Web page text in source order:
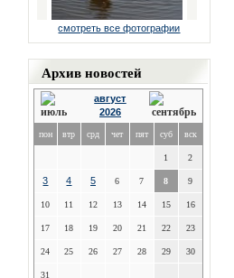
смотреть все фотографии
Архив новостей
август
2026
пон втр срд чет пят суб вск
1 2
3 4 5 6 7 8 9
10 11 12 13 14 15 16
17 18 19 20 21 22 23
24 25 26 27 28 29 30
31